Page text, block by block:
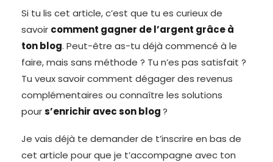
Si tu lis cet article, c’est que tu es curieux de
savoir comment gagner de l’argent grâce à
ton blog. Peut-être as-tu déjà commencé à le
faire, mais sans méthode ? Tu n’es pas satisfait ?
Tu veux savoir comment dégager des revenus
complémentaires ou connaître les solutions
pours’enrichir avec son blog?
Je vais déjà te demander de t’inscrire en bas de
cet article pour que je t’accompagne avec ton